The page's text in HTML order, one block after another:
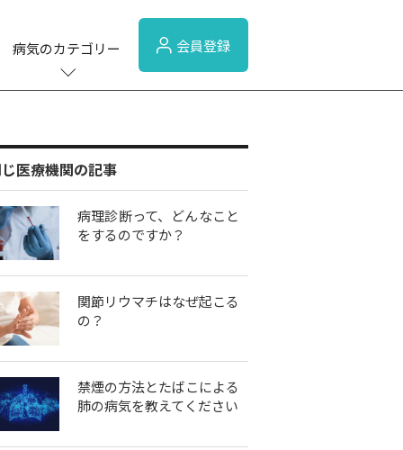
病気のカテゴリー 会員登録
医療機関の記事
病理診断って、どんなこと
をするのですか？
関節リウマチはなぜ起こる
の？
禁煙の方法とたばこによる
肺の病気を教えてください